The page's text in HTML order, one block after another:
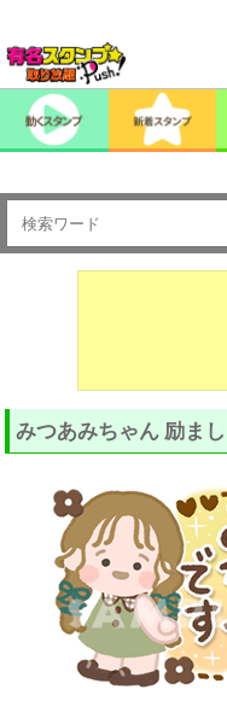
みつあみちゃん 励ま